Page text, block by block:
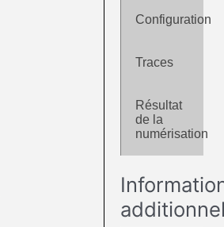
Configuration
Traces
Résultat
de la
numérisation